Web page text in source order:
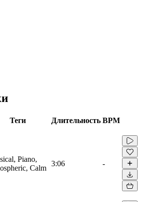
Теги Длительность BPM
Piano,
Calm
3:06 -